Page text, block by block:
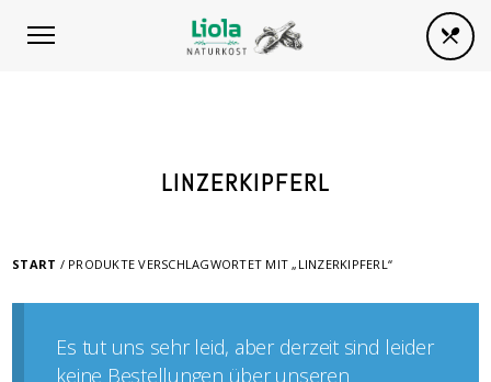
LINZERKIPFERL
START / PRODUKTE VERSCHLAGWORTET MIT „LINZERKIPFERL“
Es tut uns sehr leid, aber derzeit sind leider
keine Bestellungen über unseren